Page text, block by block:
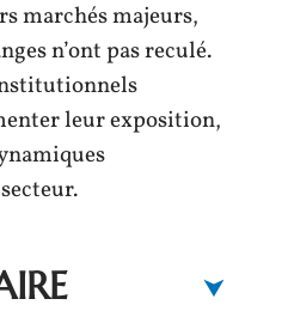
marchés majeurs,
n’ont pas reculé.
leur exposition,